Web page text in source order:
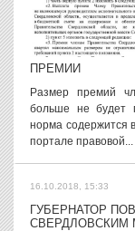
ПРЕМИИ
Размер премий
больше не будет
норма содержится
портале правовой...
16.10.2018, 15:33
ГУБЕРНАТОР
СВЕРДЛОВСКИМ